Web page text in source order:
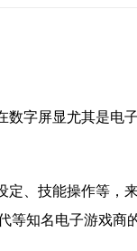
字屏显尤其是电
、技能操作等，
等知名电子游戏商